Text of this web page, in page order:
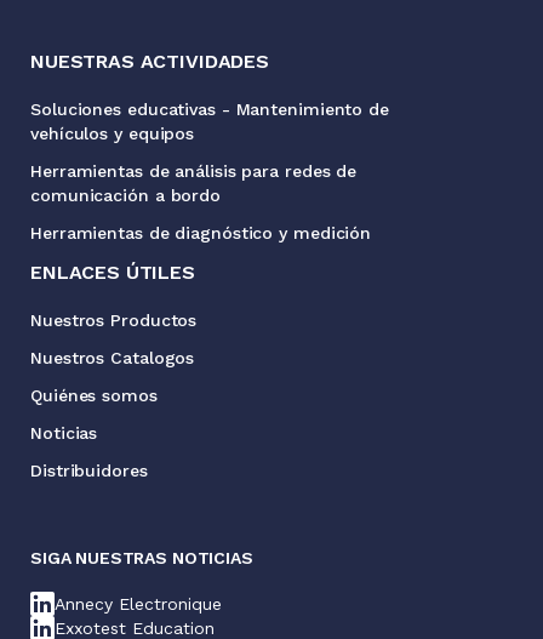
NUESTRAS ACTIVIDADES
Soluciones educativas - Mantenimiento de
vehículos y equipos
Herramientas de análisis para redes de
comunicación a bordo
Herramientas de diagnóstico y medición
ENLACES ÚTILES
Nuestros Productos
Nuestros Catalogos
Quiénes somos
Noticias
Distribuidores
SIGA NUESTRAS NOTICIAS
Annecy Electronique
Exxotest Education